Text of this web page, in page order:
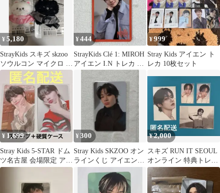
¥5,180
StrayKids スキズ skzoo
ソウルコン マイクロ ジ
ニレット ２個
¥444
StrayKids Clé 1: MIROH
アイエン I.N トレカ 赤
¥999
Stray Kids アイエン ト
レカ 10枚セット
¥ 1,699
Stray Kids 5-STAR ドム
ツ名古屋 会場限定 アイ
エン 2枚
¥300
Stray Kids SKZOO オン
ラインくじ アイエンB
¥2,000
スキズ RUN IT SEOUL
オンライン 特典トレカ
リノ